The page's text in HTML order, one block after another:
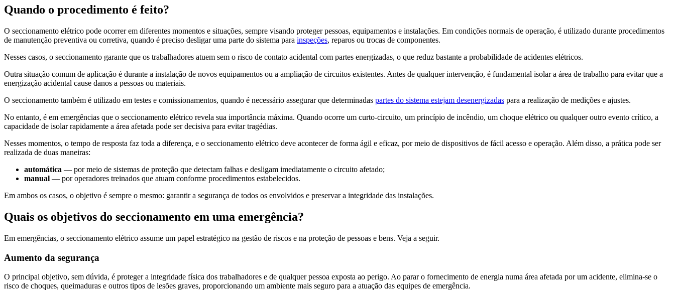
Quando o procedimento é feito?
O seccionamento elétrico pode ocorrer em diferentes momentos e situações, sempre visando proteger pessoas, equipamentos e instalações. Em condições normais de operação, é utilizado durante procedimentos
de manutenção preventiva ou corretiva, quando é preciso desligar uma parte do sistema para inspeções, reparos ou trocas de componentes.
Nesses casos, o seccionamento garante que os trabalhadores atuem sem o risco de contato acidental com partes energizadas, o que reduz bastante a probabilidade de acidentes elétricos.
Outra situação comum de aplicação é durante a instalação de novos equipamentos ou a ampliação de circuitos existentes. Antes de qualquer intervenção, é fundamental isolar a área de trabalho para evitar que a
energização acidental cause danos a pessoas ou materiais.
O seccionamento também é utilizado em testes e comissionamentos, quando é necessário assegurar que determinadas partes do sistema estejam desenergizadas para a realização de medições e ajustes.
No entanto, é em emergências que o seccionamento elétrico revela sua importância máxima. Quando ocorre um curto-circuito, um princípio de incêndio, um choque elétrico ou qualquer outro evento crítico, a
capacidade de isolar rapidamente a área afetada pode ser decisiva para evitar tragédias.
Nesses momentos, o tempo de resposta faz toda a diferença, e o seccionamento elétrico deve acontecer de forma ágil e eficaz, por meio de dispositivos de fácil acesso e operação. Além disso, a prática pode ser
realizada de duas maneiras:
automática — por meio de sistemas de proteção que detectam falhas e desligam imediatamente o circuito afetado;
manual — por operadores treinados que atuam conforme procedimentos estabelecidos.
Em ambos os casos, o objetivo é sempre o mesmo: garantir a segurança de todos os envolvidos e preservar a integridade das instalações.
Quais os objetivos do seccionamento em uma emergência?
Em emergências, o seccionamento elétrico assume um papel estratégico na gestão de riscos e na proteção de pessoas e bens. Veja a seguir.
Aumento da segurança
O principal objetivo, sem dúvida, é proteger a integridade física dos trabalhadores e de qualquer pessoa exposta ao perigo. Ao parar o fornecimento de energia numa área afetada por um acidente, elimina-se o
risco de choques, queimaduras e outros tipos de lesões graves, proporcionando um ambiente mais seguro para a atuação das equipes de emergência.